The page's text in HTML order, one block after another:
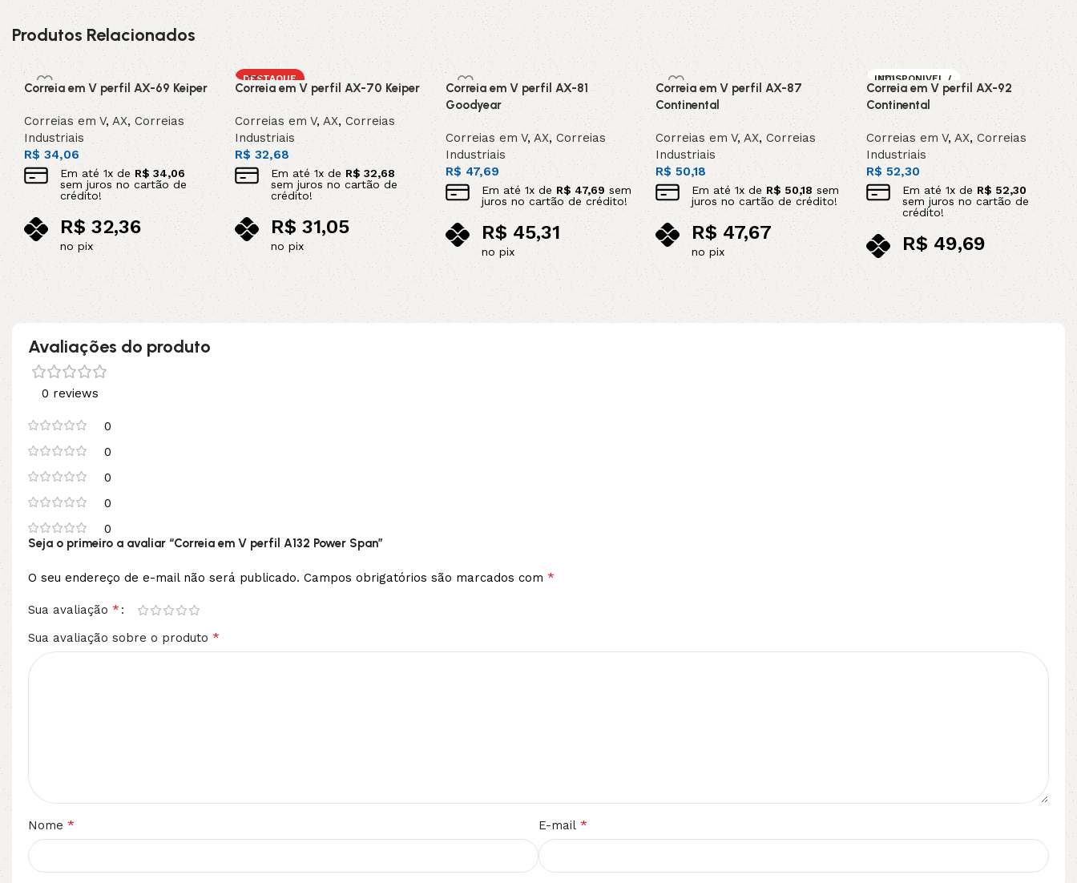
Produtos Relacionados
Correia em V perfil AX-69 Keiper
Correias em V,AX,Correias
Industriais
R$34,06
Em até 1x deR$ 34,06
sem juros no cartão de
crédito!
R$32,36
no pix
Adicionar ao carrinho
DESTAQUE
Correia em V perfil AX-70 Keiper
Correias em V, AX, Correias
Industriais
R$ 32,68
Em até1x de R$ 32,68
sem juros no cartão de
crédito!
R$31,05
no pix
Adicionar ao carrinho
Correia em V perfil AX-81
Goodyear
Correias em V, AX, Correias
Industriais
R$ 47,69
Em até 1x de R$47,69sem
juros no cartão de crédito!
R$45,31
no pix
Adicionar ao carrinho
Correia em V perfil AX-87
Continental
Correias em V,AX,Correias
Industriais
R$ 50,18
Em até1x deR$ 50,18sem
juros no cartão de crédito!
R$ 47,67
no pix
Adicionar ao carrinho
INDISPONIVEL /
SOB ENCOMEN
DA
Correia em V perfil AX-92
Continental
Correias em V,AX,Correias
Industriais
R$ 52,30
Em até1x de R$ 52,30
sem juros no cartão de
crédito!
R$49,69
no pix
Leia mais
Avaliações do produto
0 reviews
0
0
0
0
0
Seja o primeiro a avaliar “Correia em V perfil A132 Power Span”
O seu endereço de e-mail não será publicado. Campos obrigatórios são marcados com *
Sua avaliação *
Sua avaliação sobre o produto *
Nome * E-mail *